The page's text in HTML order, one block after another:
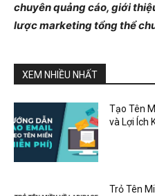
chuyên quảng cáo, giới
lược marketing tổng thể
XEM NHIỀU NHẤT
Tạo Tên
và Lợi Ích
Trỏ Tên